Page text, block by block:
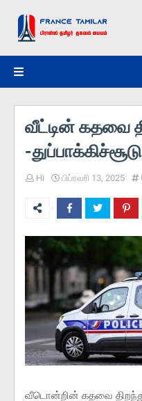
வீட்டின் கதவை
-
Hi பிப்ரவரி 13, 2025
வீடொன்றின் கதவை திறந்து